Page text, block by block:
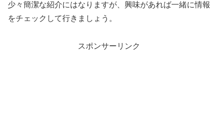
少々簡潔な紹介にはなりますが、興味があれば一緒に情報
をチェックして行きましょう。
スポンサーリンク